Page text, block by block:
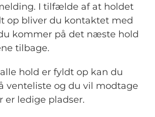
I tilfælde af at holdet
op bliver du kontaktet med
kommer på det næste hold
tilbage.
hold er fyldt op kan du
venteliste og du vil modtage
er ledige pladser.